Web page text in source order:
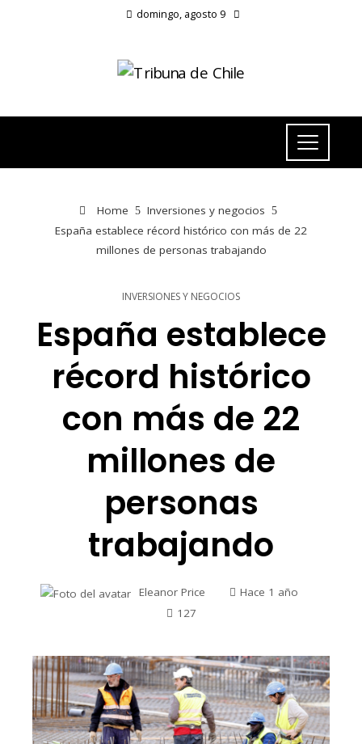
domingo, agosto 9
Home
Inversiones y negocios
España establece récord histórico con más de 22
millones de personas trabajando
INVERSIONES Y NEGOCIOS
España establece
récord histórico
con más de 22
millones de
personas
trabajando
Eleanor Price
Hace 1 año
127